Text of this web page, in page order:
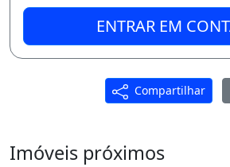
Vagas de Garagem: 1 vaga
IPTU/Anual: R$ 424
Kuara Residencial e Lazer
ENTRAR EM
Compartilhar
Imóveis próximos